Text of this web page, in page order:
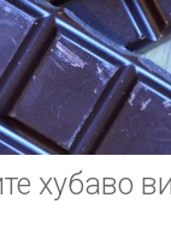
хубаво